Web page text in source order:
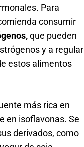
Para
consumir
que pueden
y a regular
estos alimentos
más rica en
en isoflavonas. Se
derivados, como